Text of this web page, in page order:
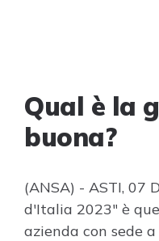
Qual è la
buona?
(ANSA) - ASTI, 07
d'Italia 2023" è
azienda con sede